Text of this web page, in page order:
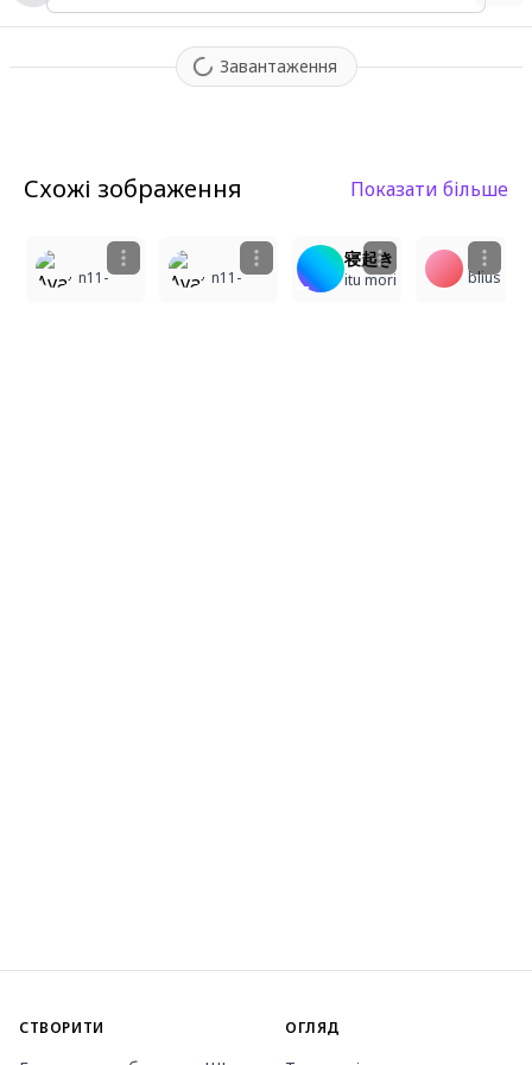
Завантаження
Схожі зображення Показати більше
n11- n11-
寝起き
itu mori blius
СТВОРИТИ ОГЛЯД